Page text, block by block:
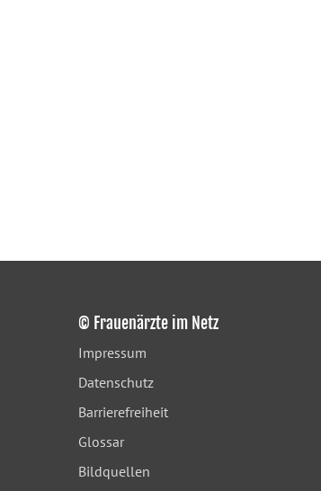
© Frauenärzte im Netz
Impressum
Datenschutz
Barrierefreiheit
Glossar
Bildquellen